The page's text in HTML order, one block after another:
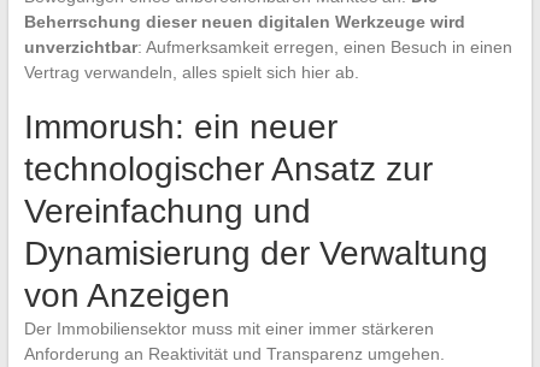
Beherrschung dieser neuen digitalen Werkzeuge wird
unverzichtbar: Aufmerksamkeit erregen, einen Besuch in einen
Vertrag verwandeln, alles spielt sich hier ab.
Immorush: ein neuer
technologischer Ansatz zur
Vereinfachung und
Dynamisierung der Verwaltung
von Anzeigen
Der Immobiliensektor muss mit einer immer stärkeren
Anforderung an Reaktivität und Transparenz umgehen.